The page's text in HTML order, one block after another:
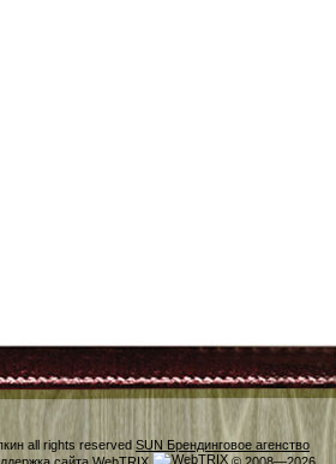
all rights reserved SUN Брендинговое агенство